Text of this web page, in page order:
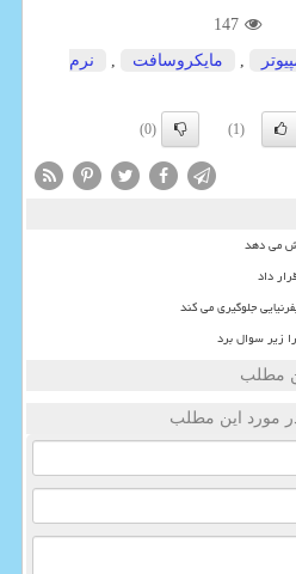
147
, مایكروسافت ,
نرم
(1)
(0)
می دهد
داد
جلوگیری می کند
زیر سوال برد
مطلب
مورد این مطلب